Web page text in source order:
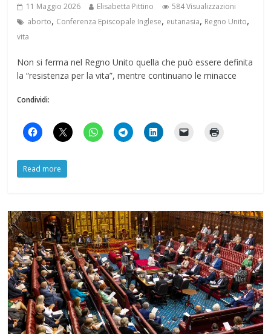
11 Maggio 2026 Elisabetta Pittino
584 Visualizzazioni
aborto, Conferenza Episcopale Inglese, eutanasia, Regno Unito,
vita
Non si ferma nel Regno Unito quella che può essere definita
la “resistenza per la vita”, mentre continuano le minacce
Condividi:
Read more